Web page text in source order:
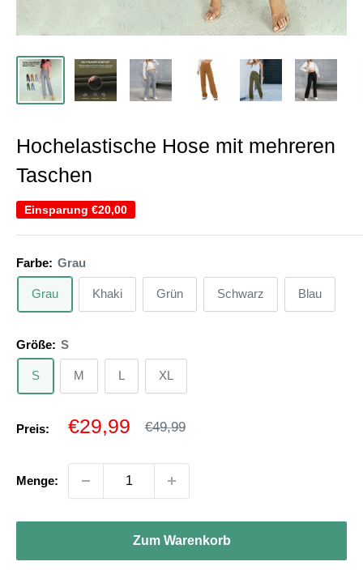
Hochelastische Hose mit mehreren
Taschen
Einsparung €20,00
Farbe: Grau
Grau Khaki Grün Schwarz Blau
Größe: S
S M L XL
Preis: Sonderpreis
€29,99 Normalpreis
€49,99
Menge:
Zum Warenkorb